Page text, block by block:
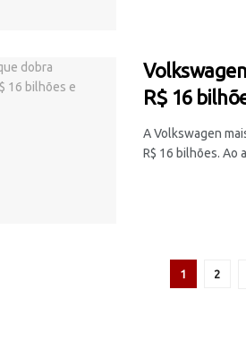
R$ 16
A Volkswagen
R$ 16 bilhões. Ao
1 2